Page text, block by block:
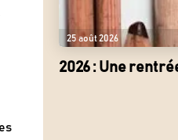
25 août 2026
2026 : Une